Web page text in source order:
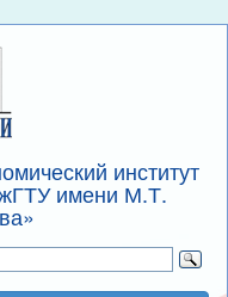
институт
имени М.Т.